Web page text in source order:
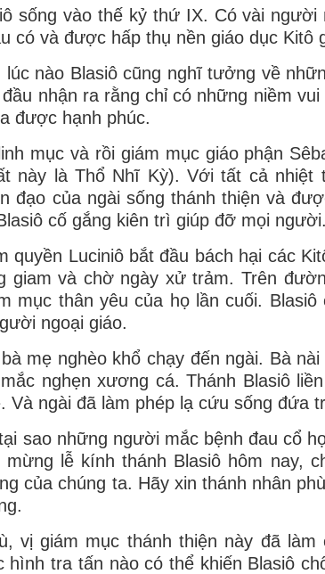
sống vào thế kỷ thứ IX. Có vài
có và được hấp thụ nền giáo dục Kitô
lúc nào Blasiô cũng nghĩ tưởng về
nhận ra rằng chỉ có những niềm
được hạnh phúc.
mục và rồi giám mục giáo phận
này là Thổ Nhĩ Kỳ). Với tất cả nhiệt
đạo của ngài sống thánh thiện và
cố gắng kiên trì giúp đỡ mọi người.
quyền Luciniô bắt đầu bách hại các
giam và chờ ngày xử trảm. Trên
mục thân yêu của họ lần cuối.
ngoại giáo.
mẹ nghèo khổ chạy đến ngài. Bà
nghẹn xương cá. Thánh Blasiô
Và ngài đã làm phép lạ cứu sống đứa
sao những người mắc bệnh đau cổ
mừng lễ kính thánh Blasiô hôm nay,
của chúng ta. Hãy xin thánh nhân
vị giám mục thánh thiện này đã
hình tra tấn nào có thể khiến Blasiô